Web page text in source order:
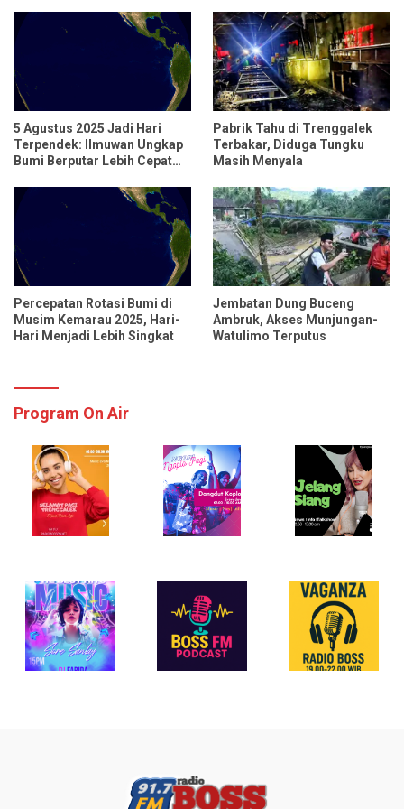
5 Agustus 2025 Jadi Hari
Terpendek: Ilmuwan Ungkap
Bumi Berputar Lebih Cepat
Pabrik Tahu di Trenggalek
Terbakar, Diduga Tungku
Masih Menyala
Percepatan Rotasi Bumi di
Musim Kemarau 2025, Hari-
Hari Menjadi Lebih Singkat
Jembatan Dung Buceng
Ambruk, Akses Munjungan-
Watulimo Terputus
Program On Air